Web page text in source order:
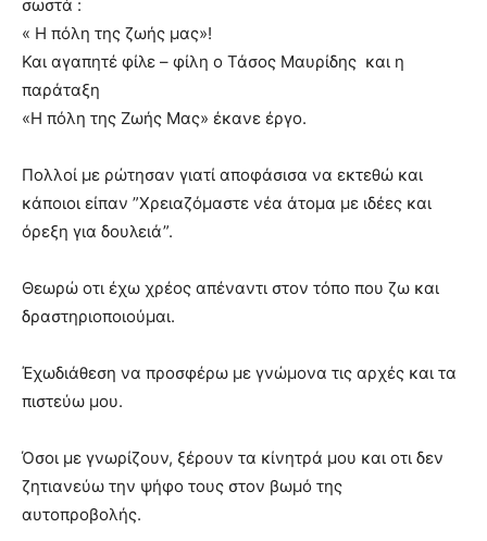
σωστά :
« Η πόλη της ζωής μας»!
Και αγαπητέ φίλε – φίλη ο Τάσος Μαυρίδης και η
παράταξη
«Η πόλη της Ζωής Μας» έκανε έργο.
Πολλοί με ρώτησαν γιατί αποφάσισα να εκτεθώ και
κάποιοι είπαν ”Χρειαζόμαστε νέα άτομα με ιδέες και
όρεξη για δουλειά”.
Θεωρώ οτι έχω χρέος απέναντι στον τόπο που ζω και
δραστηριοποιούμαι.
Έχωδιάθεση να προσφέρω με γνώμονα τις αρχές και τα
πιστεύω μου.
Όσοι με γνωρίζουν, ξέρουν τα κίνητρά μου και οτι δεν
ζητιανεύω την ψήφο τους στον βωμό της
αυτοπροβολής.